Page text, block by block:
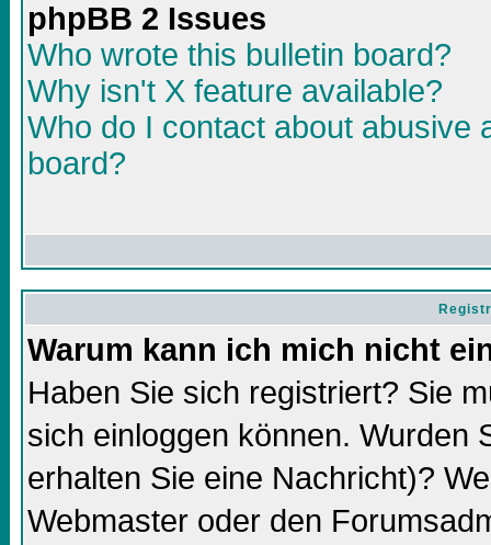
phpBB 2 Issues
Who wrote this bulletin board?
Why isn't X feature available?
Who do I contact about abusive
board?
Warum kann ich mich nicht
Haben Sie sich registriert? Sie
sich einloggen können. Wurden
erhalten Sie eine Nachricht)?
Webmaster oder den